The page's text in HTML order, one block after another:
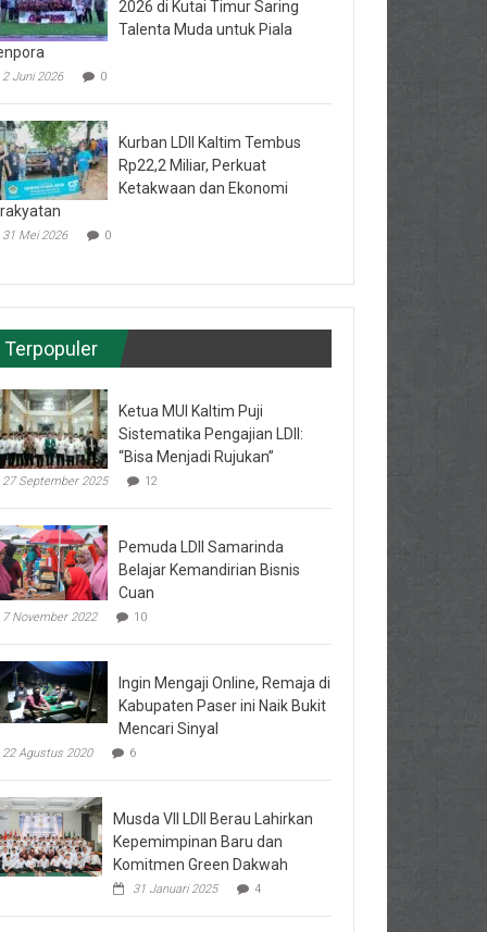
2026 di Kutai Timur Saring
Talenta Muda untuk Piala
2 Juni 2026 0
Kurban LDII Kaltim Tembus
Rp22,2 Miliar, Perkuat
Ketakwaan dan Ekonomi
31 Mei 2026 0
Terpopuler
Ketua MUI Kaltim Puji
Sistematika Pengajian LDII:
“Bisa Menjadi Rujukan”
27 September 2025 12
Pemuda LDII Samarinda
Belajar Kemandirian Bisnis
Cuan
7 November 2022 10
Ingin Mengaji Online, Remaja di
Kabupaten Paser ini Naik Bukit
Mencari Sinyal
22 Agustus 2020 6
Musda VII LDII Berau Lahirkan
Kepemimpinan Baru dan
Komitmen Green Dakwah
31 Januari 2025 4